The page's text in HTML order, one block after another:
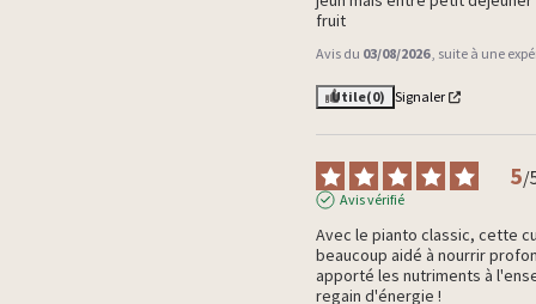
fruit
Avis du 03/08/2026, suite à une
Utile(0) Signaler
5/
Avis vérifié
Avec le pianto classic, cette
beaucoup aidé à nourrir
apporté les nutriments à
regain d'énergie !